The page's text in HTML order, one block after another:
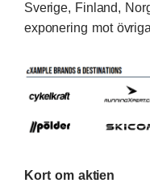
Sverige, Finland,
exponering mot
Kort om aktien